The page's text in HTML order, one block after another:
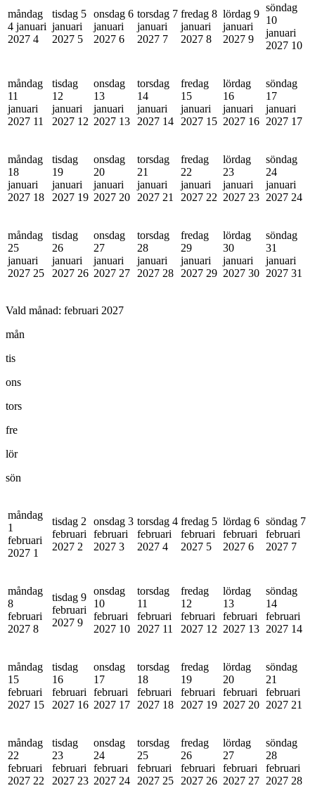
måndag
4 januari
2027 4
tisdag 5
januari
2027 5
onsdag 6
januari
2027 6
torsdag 7
januari
2027 7
fredag 8
januari
2027 8
lördag 9
januari
2027 9
söndag
10
januari
2027 10
måndag
11
januari
2027 11
tisdag
12
januari
2027 12
onsdag
13
januari
2027 13
torsdag
14
januari
2027 14
fredag
15
januari
2027 15
lördag
16
januari
2027 16
söndag
17
januari
2027 17
måndag
18
januari
2027 18
tisdag
19
januari
2027 19
onsdag
20
januari
2027 20
torsdag
21
januari
2027 21
fredag
22
januari
2027 22
lördag
23
januari
2027 23
söndag
24
januari
2027 24
måndag
25
januari
2027 25
tisdag
26
januari
2027 26
onsdag
27
januari
2027 27
torsdag
28
januari
2027 28
fredag
29
januari
2027 29
lördag
30
januari
2027 30
söndag
31
januari
2027 31
Vald månad: februari 2027
mån
tis
ons
tors
fre
lör
sön
måndag
1
februari
2027 1
tisdag 2
februari
2027 2
onsdag 3
februari
2027 3
torsdag 4
februari
2027 4
fredag 5
februari
2027 5
lördag 6
februari
2027 6
söndag 7
februari
2027 7
måndag
8
februari
2027 8
tisdag 9
februari
2027 9
onsdag
10
februari
2027 10
torsdag
11
februari
2027 11
fredag
12
februari
2027 12
lördag
13
februari
2027 13
söndag
14
februari
2027 14
måndag
15
februari
2027 15
tisdag
16
februari
2027 16
onsdag
17
februari
2027 17
torsdag
18
februari
2027 18
fredag
19
februari
2027 19
lördag
20
februari
2027 20
söndag
21
februari
2027 21
måndag
22
februari
2027 22
tisdag
23
februari
2027 23
onsdag
24
februari
2027 24
torsdag
25
februari
2027 25
fredag
26
februari
2027 26
lördag
27
februari
2027 27
söndag
28
februari
2027 28